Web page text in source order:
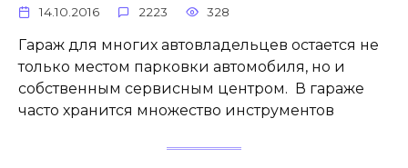
14.10.2016 2223 328
Гараж для многих автовладельцев остается не
только местом парковки автомобиля, но и
собственным сервисным центром. В гараже
часто хранится множество инструментов